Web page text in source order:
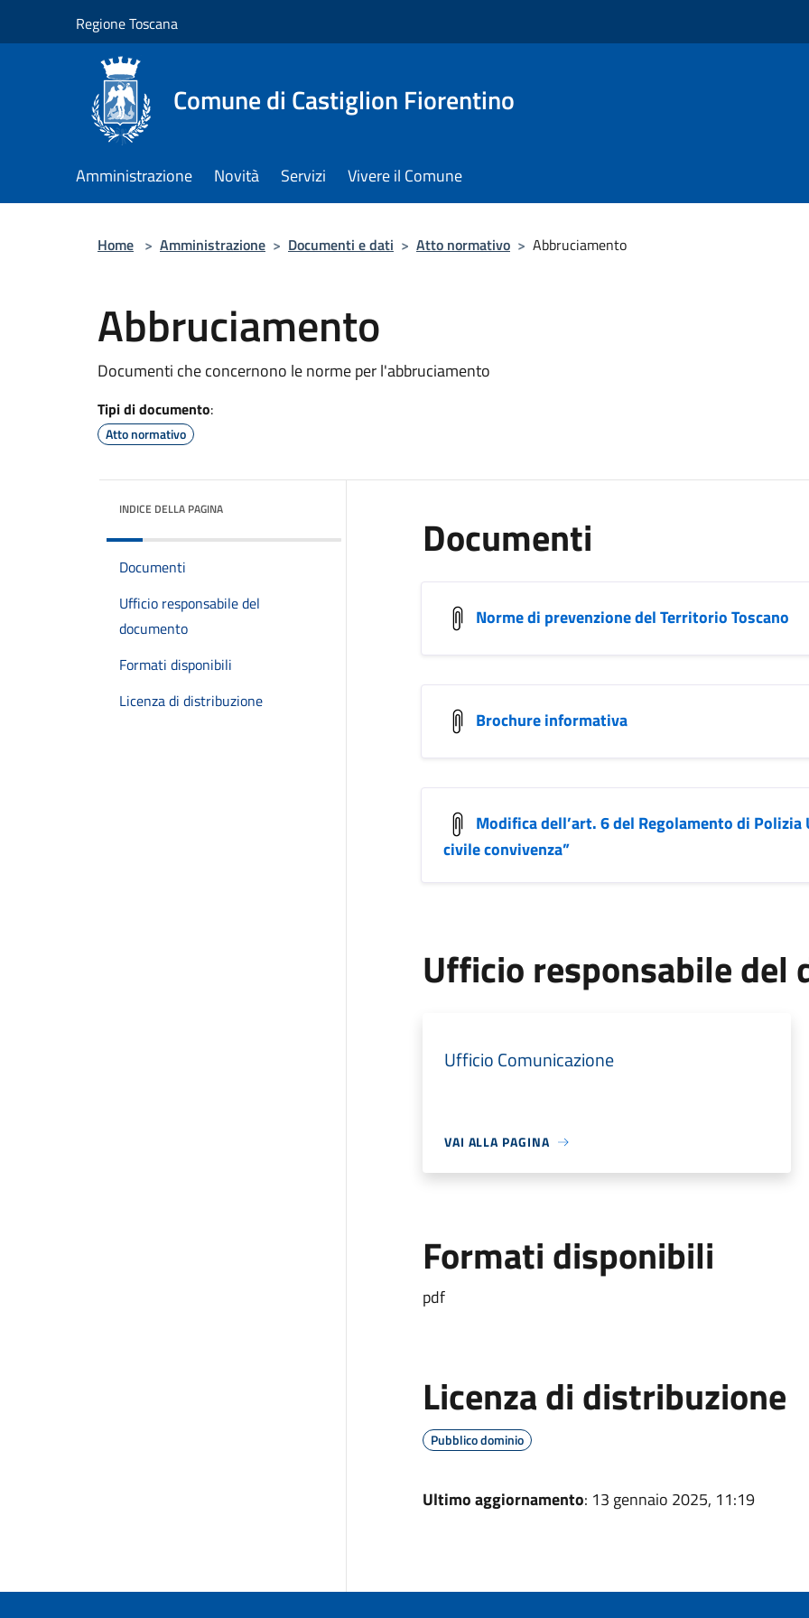
Regione Toscana
Comune di Castiglion Fiorentino
Amministrazione Novità Servizi Vivere il Comune
Home > Amministrazione > Documenti e dati > Atto normativo > Abbruciamento
Abbruciamento
Documenti che concernono le norme per l'abbruciamento
Tipi di documento:
Atto normativo
INDICE DELLA PAGINA
Documenti
Ufficio responsabile del
documento
Formati disponibili
Licenza di distribuzione
Documenti
Norme di prevenzione del Territorio Toscano
Brochure informativa
Modifica dell’art. 6 del Regolamento di
civile convivenza”
Ufficio responsabile del
Ufficio Comunicazione
VAI ALLA PAGINA
Formati disponibili
pdf
Licenza di distribuzione
Pubblico dominio
Ultimo aggiornamento: 13 gennaio 2025, 11:19